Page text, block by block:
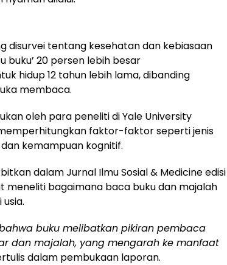
disurvei tentang kesehatan dan kebiasaan
buku’ 20 persen lebih besar
hidup 12 tahun lebih lama, dibanding
membaca.
oleh para peneliti di Yale University
faktor-faktor seperti jenis
kemampuan kognitif.
dalam Jurnal Ilmu Sosial & Medicine edisi
bagaimana baca buku dan majalah
buku melibatkan pikiran pembaca
dan majalah, yang mengarah ke manfaat
dalam pembukaan laporan.